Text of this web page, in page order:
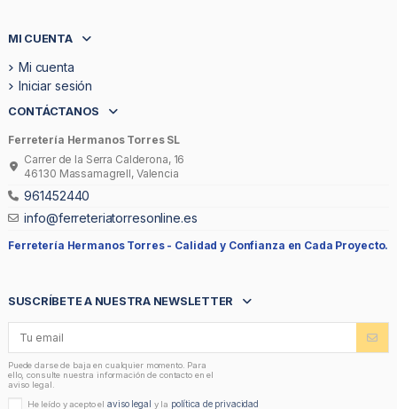
MI CUENTA
Mi cuenta
Iniciar sesión
CONTÁCTANOS
Ferretería Hermanos Torres SL
Carrer de la Serra Calderona, 16
46130 Massamagrell, Valencia
961452440
info@ferreteriatorresonline.es
Ferretería Hermanos Torres - Calidad y Confianza en Cada Proyecto.
SUSCRÍBETE A NUESTRA NEWSLETTER
Puede darse de baja en cualquier momento. Para
ello, consulte nuestra información de contacto en el
aviso legal.
He leído y acepto elaviso legal y la política de privacidad